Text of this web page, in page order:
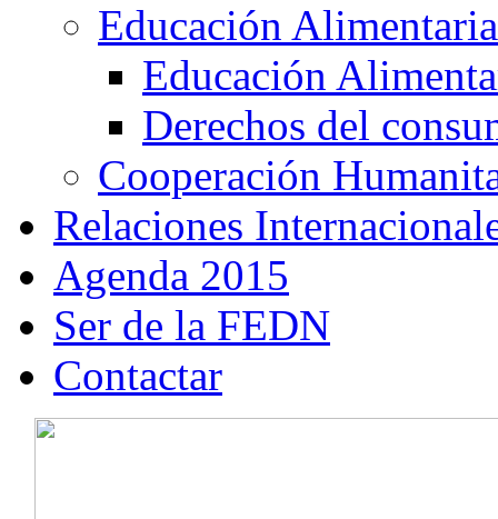
Educación Alimentaria
Educación
Derechos del
Cooperación
Relaciones
Agenda 2015
Ser de la FEDN
Contactar